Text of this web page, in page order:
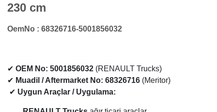
230 cm
OemNo : 68326716-5001856032
✔ OEM No: 5001856032 (RENAULT Trucks)
✔ Muadil / Aftermarket No: 68326716 (Meritor)
✔ Uygun Araçlar / Uygulama: